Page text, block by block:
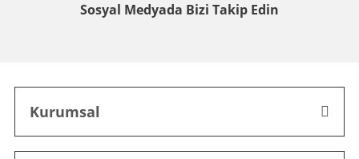
Sosyal Medyada Bizi Takip Edin
Kurumsal